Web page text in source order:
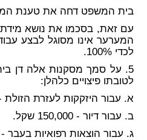
בית המשפט דחה את טענת
עם זאת, בסכמו את נושא
המערער אינו מסוגל לבצע
לכדי 100%.
5. על סמך מסקנות אלה דן
לטובתו פיצויים כלהלן:
א. עבור היזקקות לעזרת הזולת - 120,000
ב. עבור דיור - 150,000 שקל.
ג. עבור הוצאות רפואיות בעבר - 15,550 שקל.